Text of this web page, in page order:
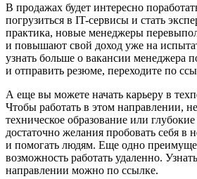
В продажах будет интересно
погрузиться в IT-сервисы и стать
практика, новые менеджеры
и повышают свой доход уже на
узнать больше о вакансии менеджера
и отправить резюме, переходите по
А еще вы можете начать карьеру в
Чтобы работать в этом направлении,
техническое образование или
достаточно желания пробовать себя в
и помогать людям. Еще одно
возможность работать удаленно.
направлении можно по ссылке.